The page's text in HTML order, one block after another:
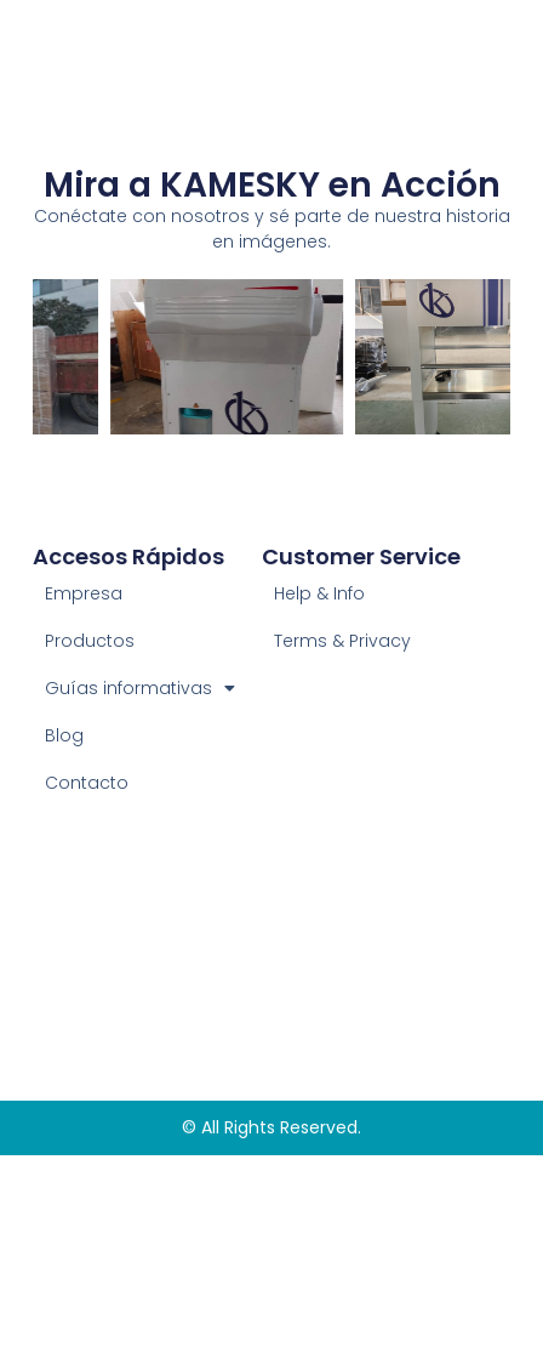
Mira a KAMESKY en Acción
Conéctate con nosotros y sé parte de nuestra historia
en imágenes.
Customer Service
Help & Info
Terms & Privacy
Accesos Rápidos
Empresa
Productos
Guías informativas
Blog
Contacto
© All Rights Reserved.